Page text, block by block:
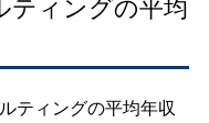
ティングの平均
ティングの平均年収